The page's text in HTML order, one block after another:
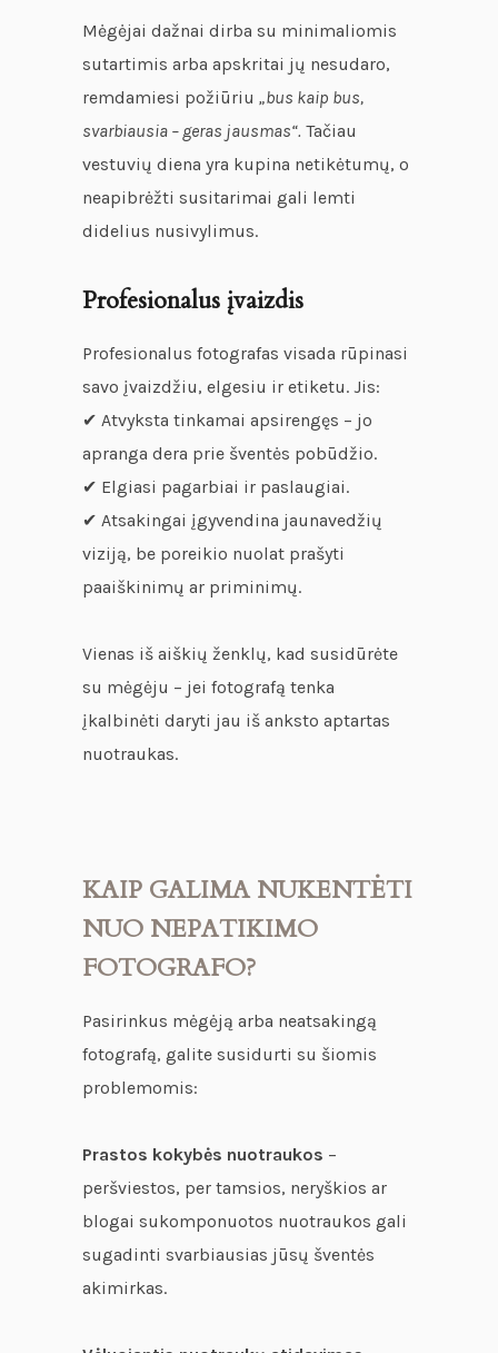
Mėgėjai dažnai dirba su minimaliomis
sutartimis arba apskritai jų nesudaro,
remdamiesi požiūriu „bus kaip bus,
svarbiausia – geras jausmas“. Tačiau
vestuvių diena yra kupina netikėtumų, o
neapibrėžti susitarimai gali lemti
didelius nusivylimus.
Profesionalus įvaizdis
Profesionalus fotografas visada rūpinasi
savo įvaizdžiu, elgesiu ir etiketu. Jis:
✔ Atvyksta tinkamai apsirengęs – jo
apranga dera prie šventės pobūdžio.
✔ Elgiasi pagarbiai ir paslaugiai.
✔ Atsakingai įgyvendina jaunavedžių
viziją, be poreikio nuolat prašyti
paaiškinimų ar priminimų.
Vienas iš aiškių ženklų, kad susidūrėte
su mėgėju – jei fotografą tenka
įkalbinėti daryti jau iš anksto aptartas
nuotraukas.
KAIP GALIMA NUKENTĖTI
NUO NEPATIKIMO
FOTOGRAFO?
Pasirinkus mėgėją arba neatsakingą
fotografą, galite susidurti su šiomis
problemomis:
Prastos kokybės nuotraukos –
peršviestos, per tamsios, neryškios ar
blogai sukomponuotos nuotraukos gali
sugadinti svarbiausias jūsų šventės
akimirkas.